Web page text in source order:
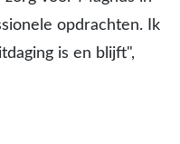
opdrachten. Ik
is en blijft",